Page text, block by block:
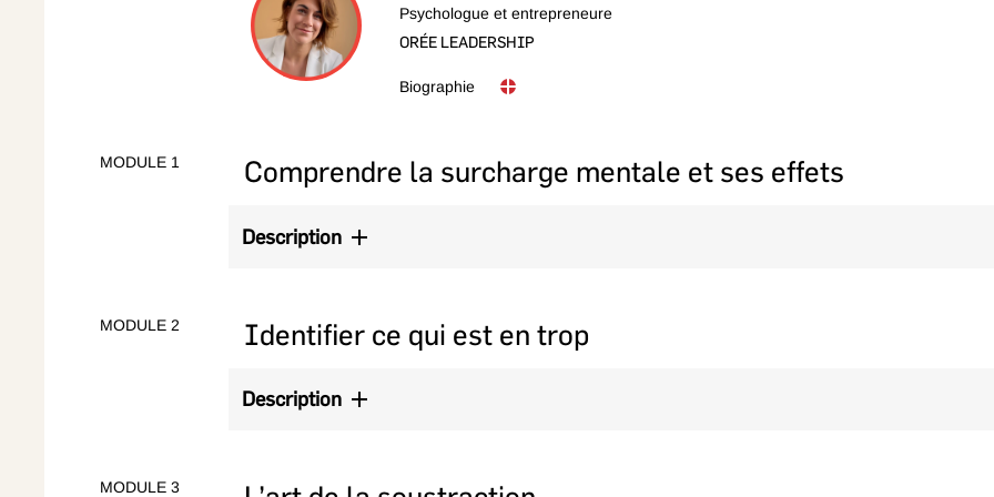
Psychologue et entrepreneure
ORÉE LEADERSHIP
Biographie
besoin des entrepreneur(e)s québécois(es) de trouver un équilibre de vie adapté à
soutenir pour qu’ils/elles puissent poursuivre leur quête d’un monde enrichissant et
MODULE 1 Comprendre la surcharge mentale et ses effets
Description
MODULE 2
Identifier ce qui est en trop
Description
MODULE 3